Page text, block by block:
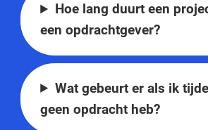
Hoe lang duurt een
een opdrachtgever?
Wat gebeurt er als ik
geen opdracht heb?